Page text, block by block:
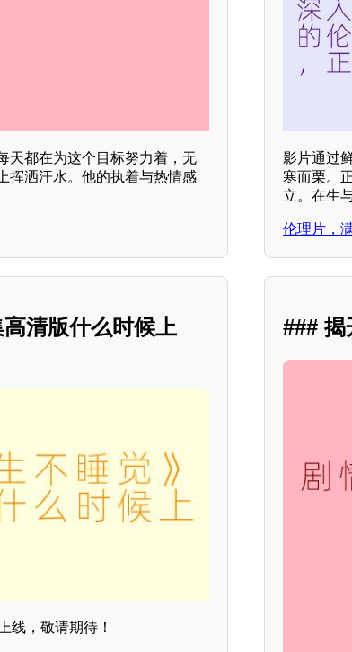
天都在为这个目标努力着，无
挥洒汗水。他的执着与热情感
影片通过
寒而栗。
立。在生
伦理片，
清版什么时候上
线，敬请期待！
### 揭